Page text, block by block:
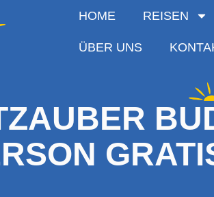
HOME REISEN
ÜBER UNS